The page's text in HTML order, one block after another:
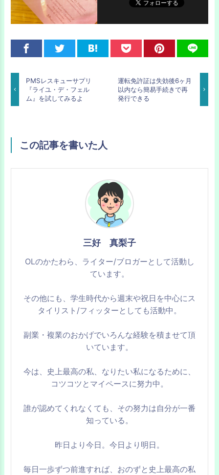
PMSレスキューサプリ
『ライユ・デ・フェル
ム』を試してみるよ
運転免許証は失効後6ヶ月
以内なら簡易手続きで再
発行できる
この記事を書いた人
三好 真梨子
OLのかたわら、ライター/ブロガーとして活動し
ています。
その他にも、学生時代から週末や祝日を中心にス
タイリスト/フィッターとしても活動中。
副業・複業のおかげでいろんな経験を積ませて頂
いています。
今は、史上最高の私、なりたい私になるために、
コツコツとマイペースに努力中。
誰が認めてくれなくても、その努力は自分が一番
知っている。
昨日より今日。今日より明日。
毎日一歩ずつ前進すれば、おのずと史上最高の私